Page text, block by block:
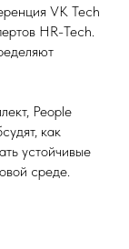
VK Tech
HR-Tech.
People
как
устойчивые
среде.